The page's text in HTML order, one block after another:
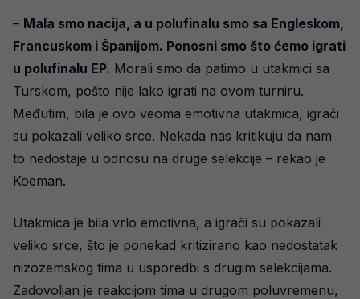
– Mala smo nacija, a u polufinalu smo sa Engleskom,
Francuskom i Španijom. Ponosni smo što ćemo igrati
u polufinalu EP. Morali smo da patimo u utakmici sa
Turskom, pošto nije lako igrati na ovom turniru.
Međutim, bila je ovo veoma emotivna utakmica, igrači
su pokazali veliko srce. Nekada nas kritikuju da nam
to nedostaje u odnosu na druge selekcije – rekao je
Koeman.
Utakmica je bila vrlo emotivna, a igrači su pokazali
veliko srce, što je ponekad kritizirano kao nedostatak
nizozemskog tima u usporedbi s drugim selekcijama.
Zadovoljan je reakcijom tima u drugom poluvremenu,